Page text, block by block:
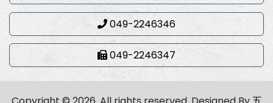
049-2246346
049-2246347